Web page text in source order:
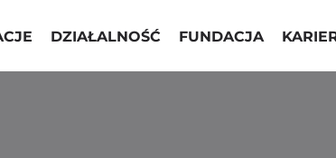
DZIAŁALNOŚĆ FUNDACJA